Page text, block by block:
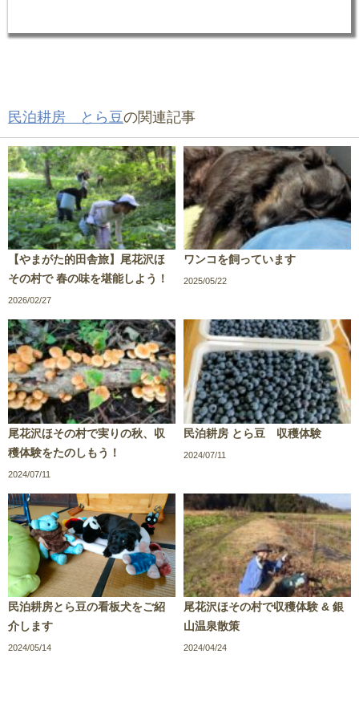
民泊耕房 とら豆 の関連記事
【やまがた的田舎旅】尾花沢ほ
その村で 春の味を堪能しよう！
2026/02/27
ワンコを飼っています
2025/05/22
尾花沢ほその村で実りの秋、収
穫体験をたのしもう！
2024/07/11
民泊耕房 とら豆 収穫体験
2024/07/11
民泊耕房とら豆の看板犬をご紹
介します
2024/05/14
尾花沢ほその村で収穫体験 & 銀
山温泉散策
2024/04/24